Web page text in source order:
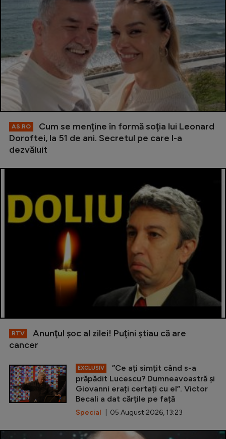
AS.RO
Cum se menţine în formă soţia lui Leonard
Doroftei, la 51 de ani. Secretul pe care l-a
dezvăluit
RTV
Anunţul şoc al zilei! Puţini ştiau că are
cancer
EXCLUSIV
”Ce ați simțit când s-a
prăpădit Lucescu? Dumneavoastră și
Giovanni erați certați cu el”. Victor
Becali a dat cărțile pe față
Special | 05 August 2026, 13:23